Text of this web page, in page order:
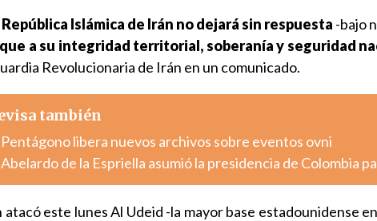
Islámica de Irán no dejará sin respuesta -bajo
a su integridad territorial, soberanía y seguridad
Revolucionaria de Irán en un comunicado.
también
Pentágono libera nuevos archivos sobre eventos ovni
Abelardo de la Espriella asumió la presidencia de Colombia
atacó este lunes Al Udeid -la mayor base estadounidense